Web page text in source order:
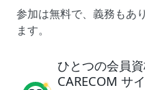
参加は無料で、義務もあ
ます。
ひとつの会員
CARECOM サ